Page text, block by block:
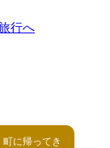
に帰ってき